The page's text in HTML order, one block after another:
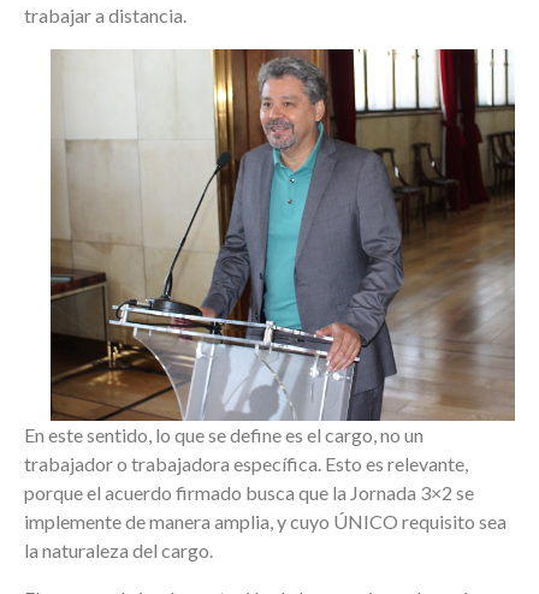
trabajar a distancia.
En este sentido, lo que se define es el cargo, no un
trabajador o trabajadora específica. Esto es relevante,
porque el acuerdo firmado busca que la Jornada 3×2 se
implemente de manera amplia, y cuyo ÚNICO requisito sea
la naturaleza del cargo.